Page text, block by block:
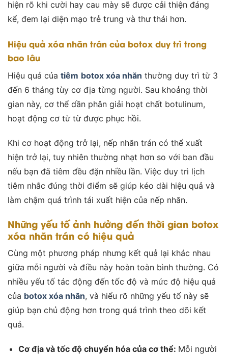
hiện rõ khi cười hay cau mày sẽ được cải thiện đáng
kể, đem lại diện mạo trẻ trung và thư thái hơn.
Hiệu quả xóa nhăn trán của botox duy trì trong
bao lâu
Hiệu quả của tiêm botox xóa nhăn thường duy trì từ 3
đến 6 tháng tùy cơ địa từng người. Sau khoảng thời
gian này, cơ thể dần phân giải hoạt chất botulinum,
hoạt động cơ từ từ được phục hồi.
Khi cơ hoạt động trở lại, nếp nhăn trán có thể xuất
hiện trở lại, tuy nhiên thường nhạt hơn so với ban đầu
nếu bạn đã tiêm đều đặn nhiều lần. Việc duy trì lịch
tiêm nhắc đúng thời điểm sẽ giúp kéo dài hiệu quả và
làm chậm quá trình tái xuất hiện của nếp nhăn.
Những yếu tố ảnh hưởng đến thời gian botox
xóa nhăn trán có hiệu quả
Cùng một phương pháp nhưng kết quả lại khác nhau
giữa mỗi người và điều này hoàn toàn bình thường. Có
nhiều yếu tố tác động đến tốc độ và mức độ hiệu quả
của botox xóa nhăn, và hiểu rõ những yếu tố này sẽ
giúp bạn chủ động hơn trong quá trình theo dõi kết
quả.
Cơ địa và tốc độ chuyển hóa của cơ thể: Mỗi người